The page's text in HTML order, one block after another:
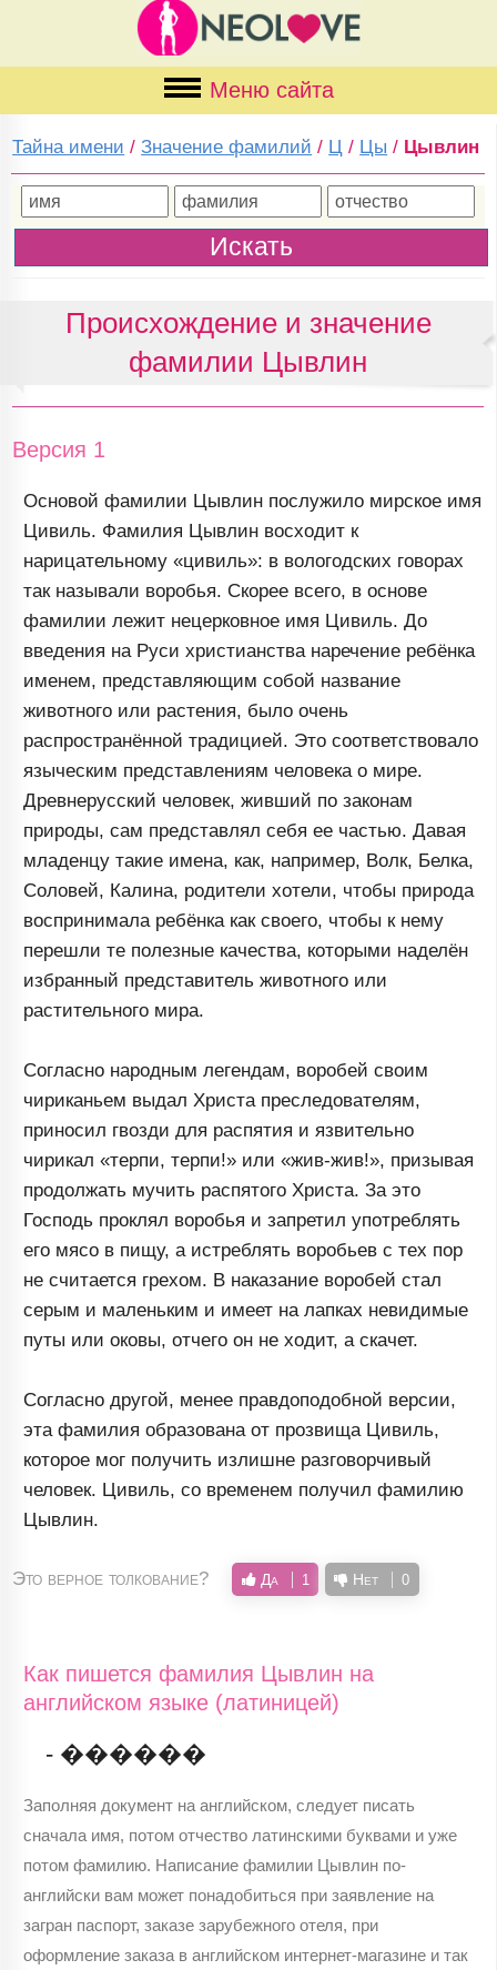
Меню сайта
Тайна имени /Значение фамилий / Ц / Цы / Цывлин
Происхождение и значение
фамилии Цывлин
Версия 1
Основой фамилии Цывлин послужило мирское имя
Цивиль. Фамилия Цывлин восходит к
нарицательному «цивиль»: в вологодских говорах
так называли воробья. Скорее всего, в основе
фамилии лежит нецерковное имя Цивиль. До
введения на Руси христианства наречение ребёнка
именем, представляющим собой название
животного или растения, было очень
распространённой традицией. Это соответствовало
языческим представлениям человека о мире.
Древнерусский человек, живший по законам
природы, сам представлял себя ее частью. Давая
младенцу такие имена, как, например, Волк, Белка,
Соловей, Калина, родители хотели, чтобы природа
воспринимала ребёнка как своего, чтобы к нему
перешли те полезные качества, которыми наделён
избранный представитель животного или
растительного мира.
Согласно народным легендам, воробей своим
чириканьем выдал Христа преследователям,
приносил гвозди для распятия и язвительно
чирикал «терпи, терпи!» или «жив-жив!», призывая
продолжать мучить распятого Христа. За это
Господь проклял воробья и запретил употреблять
его мясо в пищу, а истреблять воробьев с тех пор
не считается грехом. В наказание воробей стал
серым и маленьким и имеет на лапках невидимые
путы или оковы, отчего он не ходит, а скачет.
Согласно другой, менее правдоподобной версии,
эта фамилия образована от прозвища Цивиль,
которое мог получить излишне разговорчивый
человек. Цивиль, со временем получил фамилию
Цывлин.
Это верное толкование? Да 1 Нет 0
Как пишется фамилия Цывлин на
английском языке (латиницей)
- ������
Заполняя документ на английском, следует писать
сначала имя, потом отчество латинскими буквами и уже
потом фамилию. Написание фамилии Цывлин по-
английски вам может понадобиться при заявление на
загран паспорт, заказе зарубежного отеля, при
оформление заказа в английском интернет-магазине и так